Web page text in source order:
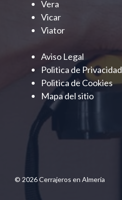
Vera
Vicar
Viator
Aviso Legal
Politica de Privacidad
Politica de Cookies
Mapa del sitio
© 2026 Cerrajeros en Almería